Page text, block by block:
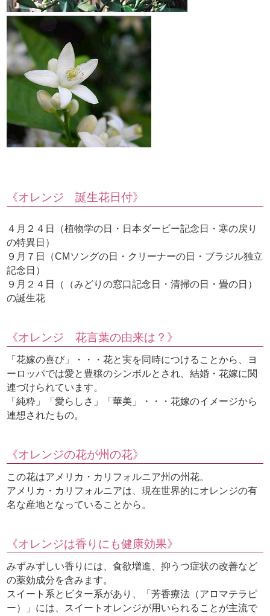
《オレンジ 誕生花日付》
４月２４日（植物学の日・日本ダービー記念日・寒の戻り
の特異日）
９月７日（CMソングの日・クリーナーの日・ブラジル独立
記念日）
９月２４日（（みどりの窓口記念日・清掃の日・畳の日）
の誕生花
《オレンジ 花言葉の由来は？》
「花嫁の喜び」・・・花と実を同時につけることから、ヨ
ーロッパでは愛と豊穣のシンボルとされ、結婚・花嫁に関
連づけられています。
「純粋」「愛らしさ」「華美」・・・花嫁のイメージから
連想されたもの。
《オレンジの花が州の花》
この花はアメリカ・カリフォルニア州の州花。
アメリカ・カリフォルニアは、現在世界的にオレンジの有
名な産地となっていることから。
《オレンジは香りにも健康効果》
みずみずしい香りには、食欲増進、抑うつ症状の改善など
の薬効成分を含みます。
スイート系とビター系があり、「芳香療法（アロマテラピ
ー）」には、スイートオレンジが用いられることが主流で